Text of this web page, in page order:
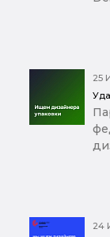
25
24